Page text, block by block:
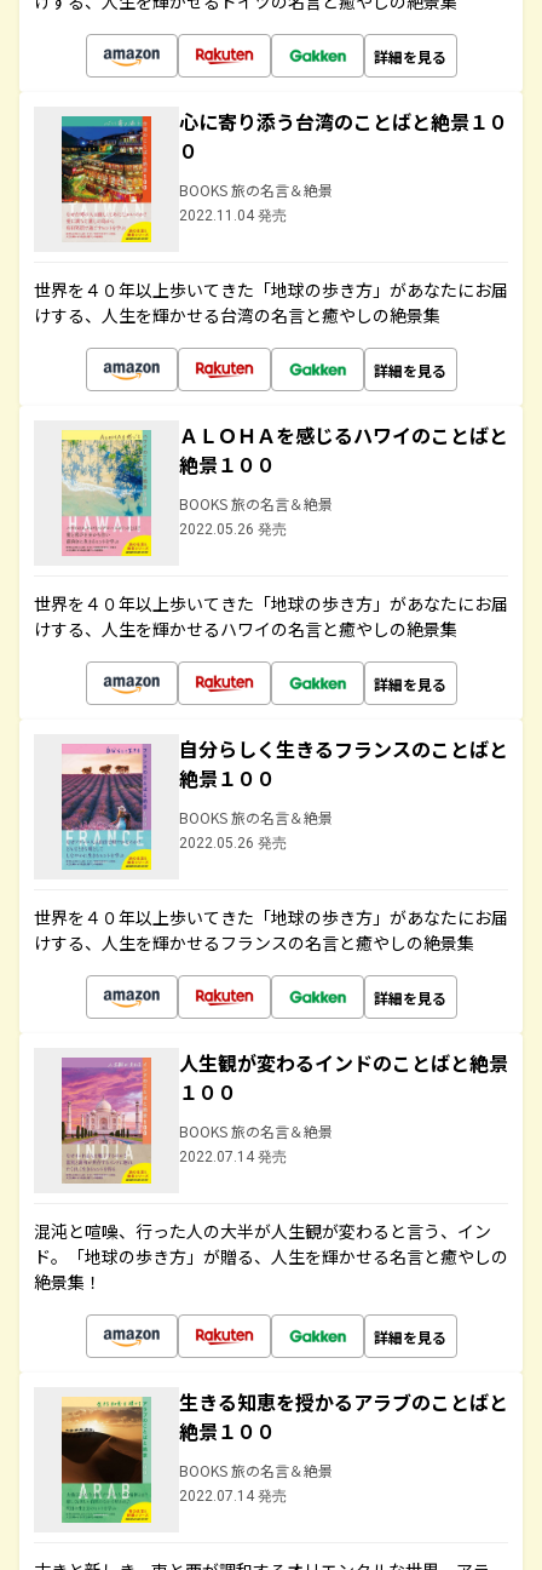
詳細を見る
心に寄り添う台湾のことばと絶景１０
０
BOOKS 旅の名言＆絶景
2022.11.04 発売
世界を４０年以上歩いてきた「地球の歩き方」があなたにお届
けする、人生を輝かせる台湾の名言と癒やしの絶景集
詳細を見る
ＡＬＯＨＡを感じるハワイのことばと
絶景１００
BOOKS 旅の名言＆絶景
2022.05.26 発売
世界を４０年以上歩いてきた「地球の歩き方」があなたにお届
けする、人生を輝かせるハワイの名言と癒やしの絶景集
詳細を見る
自分らしく生きるフランスのことばと
絶景１００
BOOKS 旅の名言＆絶景
2022.05.26 発売
世界を４０年以上歩いてきた「地球の歩き方」があなたにお届
けする、人生を輝かせるフランスの名言と癒やしの絶景集
詳細を見る
人生観が変わるインドのことばと絶景
１００
BOOKS 旅の名言＆絶景
2022.07.14 発売
混沌と喧噪、行った人の大半が人生観が変わると言う、イン
ド。「地球の歩き方」が贈る、人生を輝かせる名言と癒やしの
絶景集！
詳細を見る
生きる知恵を授かるアラブのことばと
絶景１００
BOOKS 旅の名言＆絶景
2022.07.14 発売